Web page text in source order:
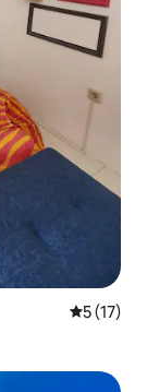
Note
5 (17)